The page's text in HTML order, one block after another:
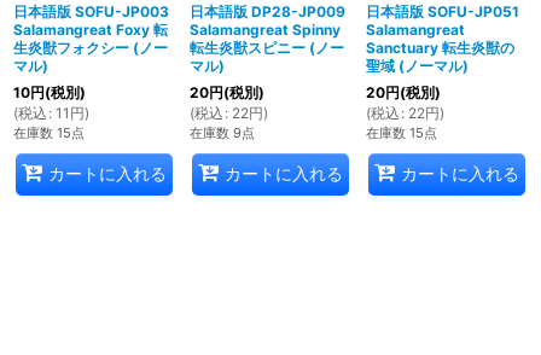
日本語版 SOFU-JP003
Salamangreat Foxy 転
生炎獣フォクシー (ノー
マル)
10円(税別)
(税込 : 11 円)
在庫数 15点
カートに入れる
日本語版 DP28-JP009
Salamangreat Spinny
転生炎獣スピニー (ノー
マル)
20円(税別)
(税込 : 22円)
在庫数 9点
カートに入れる
日本語版 SOFU-JP051
Salamangreat
Sanctuary 転生炎獣の
聖域 (ノーマル)
20円(税別)
(税込 : 22円)
在庫数 15点
カートに入れる